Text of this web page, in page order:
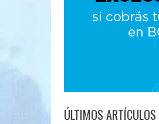
ÚLTIMOS ARTÍCULOS